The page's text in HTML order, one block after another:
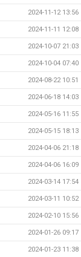
2024-11-12 13:56
2024-11-11 12:08
2024-10-07 21:03
2024-10-04 07:40
2024-08-22 10:51
2024-06-18 14:03
2024-05-16 11:55
2024-05-15 18:13
2024-04-06 21:18
2024-04-06 16:09
2024-03-14 17:54
2024-03-11 10:52
2024-02-10 15:56
2024-01-26 09:17
2024-01-23 11:38